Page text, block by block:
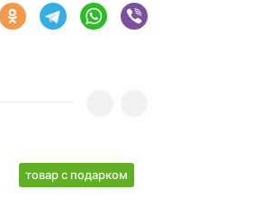
товар с подарком